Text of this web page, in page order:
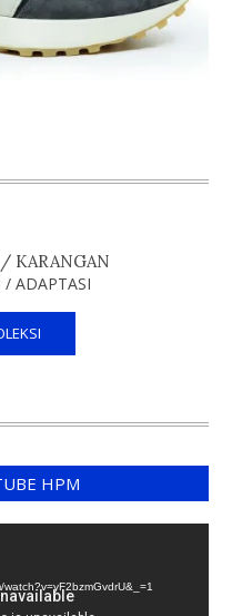
KARANGAN
/ ADAPTASI
HPM